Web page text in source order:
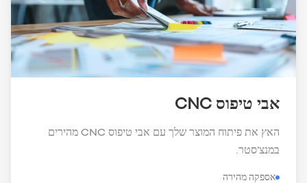
אבי טיפוס CNC
האץ את פיתוח המוצר שלך עם אבי טיפוס CNC מהירים
במנצ'סטר.
אספקה מהירה